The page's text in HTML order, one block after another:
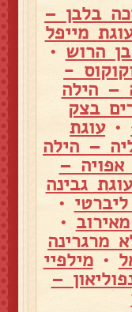
בלבן –
מייפל
הרוש •
-
– הילה
בצק
•עוגת
– הילה
אפויה –
עוגת גבינה
•
•
מרגרינה
•מילפיי
–